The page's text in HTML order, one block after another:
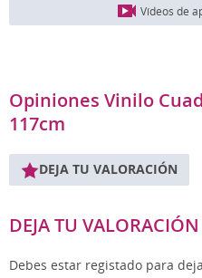
Vídeos de
Opiniones Vinilo
117cm
DEJA TU VALORACIÓN
DEJA TU VALORACIÓN
Debes estar registado para